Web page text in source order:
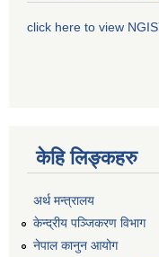
click here to view
केहि लिङ्कहरु
अर्थ मन्त्रालय
केन्द्रीय पञ्जिकरण विभाग
नेपाल कानुन आयोग